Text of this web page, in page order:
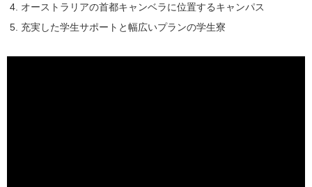
オーストラリアの首都キャンベラに位置するキャンパス
充実した学生サポートと幅広いプランの学生寮